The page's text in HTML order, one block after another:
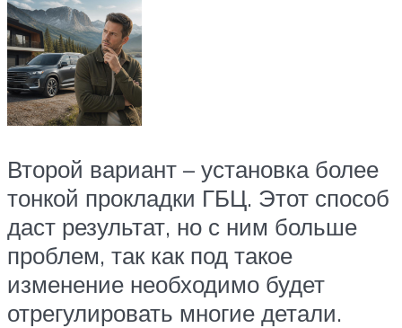
Второй вариант – установка более
тонкой прокладки ГБЦ. Этот способ
даст результат, но с ним больше
проблем, так как под такое
изменение необходимо будет
отрегулировать многие детали.